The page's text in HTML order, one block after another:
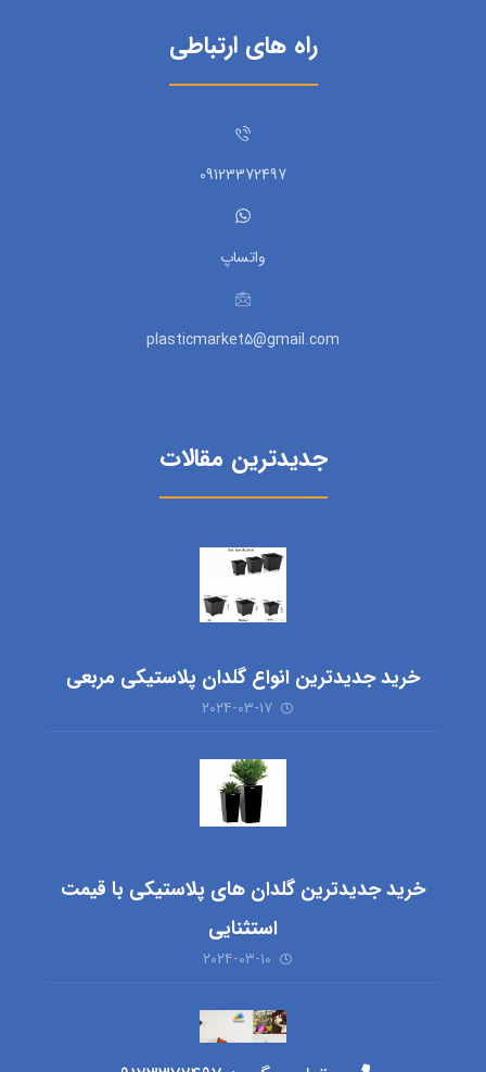
راه های ارتباطی
09123372497
واتساپ
plasticmarket5@gmail.com
جدیدترین مقالات
خرید جدیدترین انواع گلدان پلاستیکی مربعی
۲۰۲۴-۰۳-۱۷
خرید جدیدترین گلدان های پلاستیکی با قیمت
استثنایی
۲۰۲۴-۰۳-۱۰